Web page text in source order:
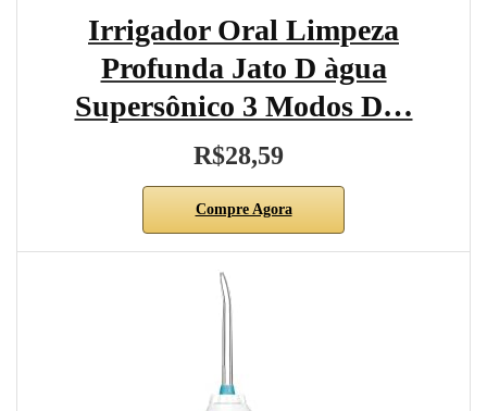
Irrigador Oral Limpeza
Profunda Jato D àgua
Supersônico 3 Modos D…
R$28,59
Compre Agora